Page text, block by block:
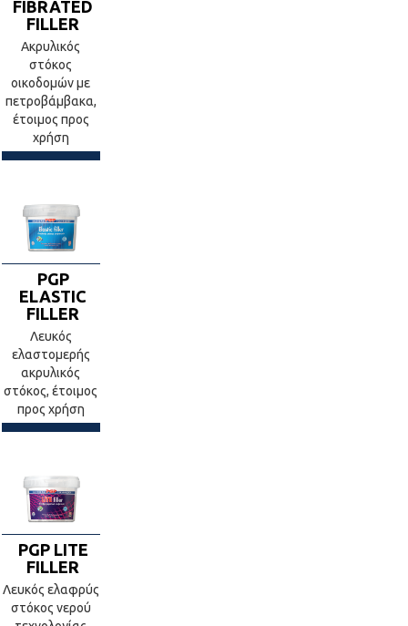
FIBRATED
FILLER
Ακρυλικός
στόκος
οικοδομών με
πετροβάμβακα,
έτοιμος προς
χρήση
PGP
ELASTIC
FILLER
Λευκός
ελαστομερής
ακρυλικός
στόκος, έτοιμος
προς χρήση
PGP LITE
FILLER
Λευκός ελαφρύς
στόκος νερού